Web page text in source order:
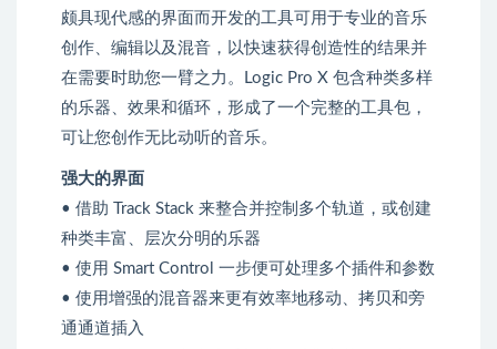
颇具现代感的界面而开发的工具可用于专业的音乐
创作、编辑以及混音，以快速获得创造性的结果并
在需要时助您一臂之力。Logic Pro X 包含种类多样
的乐器、效果和循环，形成了一个完整的工具包，
可让您创作无比动听的音乐。
强大的界面
• 借助 Track Stack 来整合并控制多个轨道，或创建
种类丰富、层次分明的乐器
• 使用 Smart Control 一步便可处理多个插件和参数
• 使用增强的混音器来更有效率地移动、拷贝和旁
通通道插入